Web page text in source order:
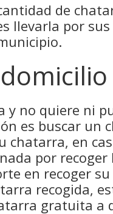
de
llevarla por
y no quiere ni
es buscar un
chatarra, en
por recoger
en recoger
recogida,
gratuita a